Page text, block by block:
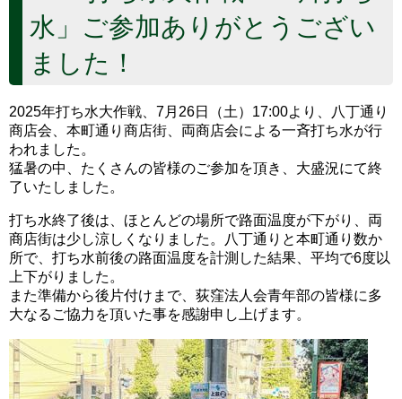
水」ご参加ありがとうござい
ました！
2025年打ち水大作戦、7月26日（土）17:00より、八丁通り
商店会、本町通り商店街、両商店会による一斉打ち水が行
われました。
猛暑の中、たくさんの皆様のご参加を頂き、大盛況にて終
了いたしました。
打ち水終了後は、ほとんどの場所で路面温度が下がり、両
商店街は少し涼しくなりました。八丁通りと本町通り数か
所で、打ち水前後の路面温度を計測した結果、平均で6度以
上下がりました。
また準備から後片付けまで、荻窪法人会青年部の皆様に多
大なるご協力を頂いた事を感謝申し上げます。